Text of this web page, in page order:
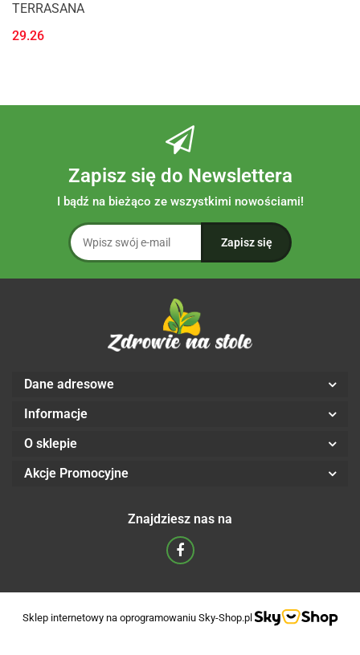
TERRASANA
29.26
Zapisz się do Newslettera
I bądź na bieżąco ze wszystkimi nowościami!
Dane adresowe
Informacje
O sklepie
Akcje Promocyjne
Znajdziesz nas na
Sklep internetowy na oprogramowaniu Sky-Shop.pl